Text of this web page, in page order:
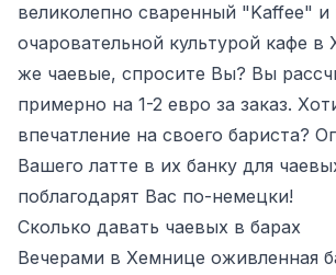
великолепно сваренный "Kaffee" и
очаровательной культурой кафе
же чаевые, спросите Вы? Вы
примерно на 1-2 евро за заказ.
впечатление на своего бариста?
Вашего латте в их банку для
поблагодарят Вас по-немецки!
Сколько давать чаевых в барах
Вечерами в Хемнице оживленная